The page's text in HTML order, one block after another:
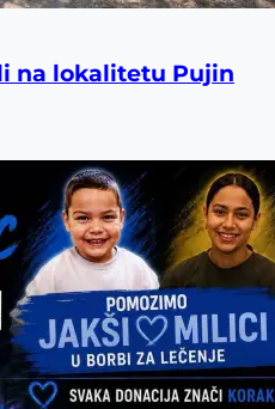
na lokalitetu Pujin